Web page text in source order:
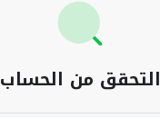
التحقق من الحساب